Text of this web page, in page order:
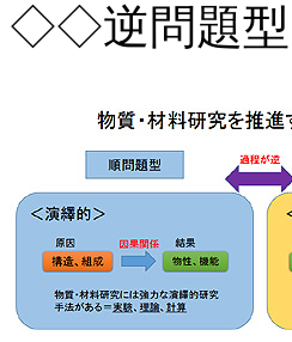
◇◇逆問題